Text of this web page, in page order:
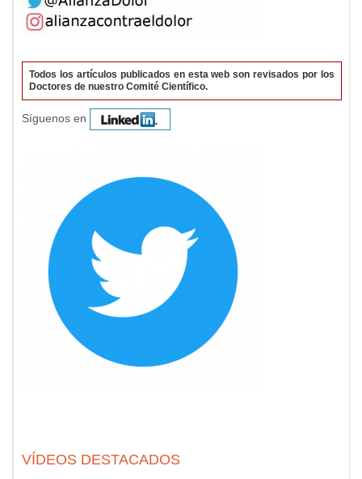
Todos los artículos publicados en esta web son revisados por los
Doctores de nuestro Comité Científico.
Síguenos en
VÍDEOS DESTACADOS